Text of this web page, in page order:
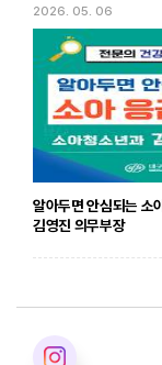
2026. 05. 06
알아두면 안심되는 소
김영진 의무부장